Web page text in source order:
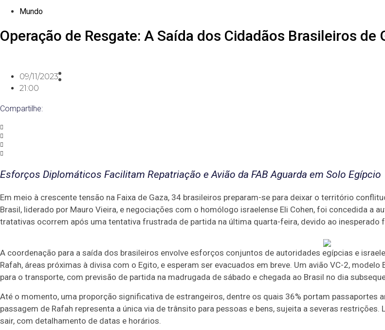
Mundo
Operação de Resgate: A Saída dos Cidadãos Brasileiros de
09/11/2023
21:00
Compartilhe:
Esforços Diplomáticos Facilitam Repatriação e Avião da FAB Aguarda em Solo Egípcio
Em meio à crescente tensão na Faixa de Gaza, 34 brasileiros preparam-se para deixar o território
Brasil, liderado por Mauro Vieira, e negociações com o homólogo israelense Eli Cohen, foi concedida a
tratativas ocorrem após uma tentativa frustrada de partida na última quarta-feira, devido ao inesperado
A coordenação para a saída dos brasileiros envolve esforços conjuntos de autoridades egípcias e
Rafah, áreas próximas à divisa com o Egito, e esperam ser evacuados em breve. Um avião VC-2,
para o transporte, com previsão de partida na madrugada de sábado e chegada ao Brasil no dia
Até o momento, uma proporção significativa de estrangeiros, dentre os quais 36% portam passaportes
passagem de Rafah representa a única via de trânsito para pessoas e bens, sujeita a severas
sair, com detalhamento de datas e horários.